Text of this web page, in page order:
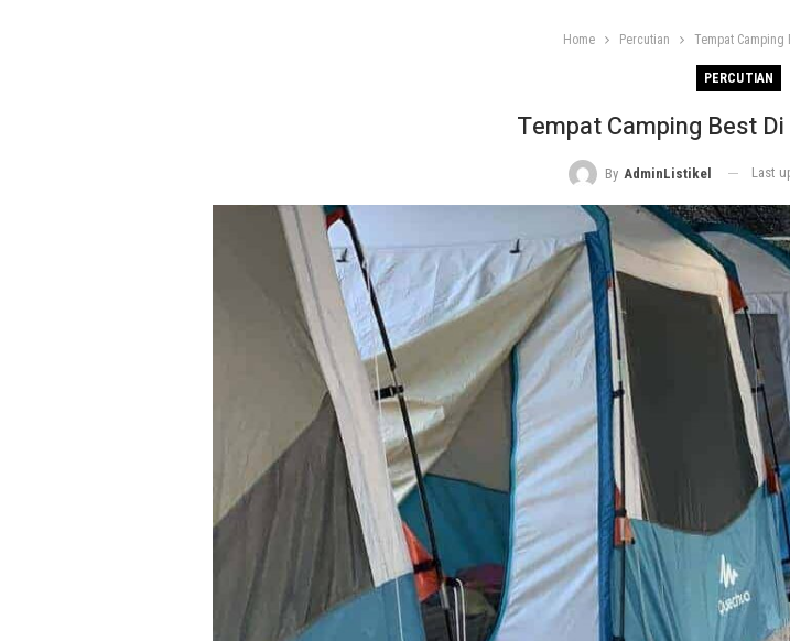
Home Percutian Tempat
PERCUTIAN
Tempat Camping Best
By AdminListikel Last